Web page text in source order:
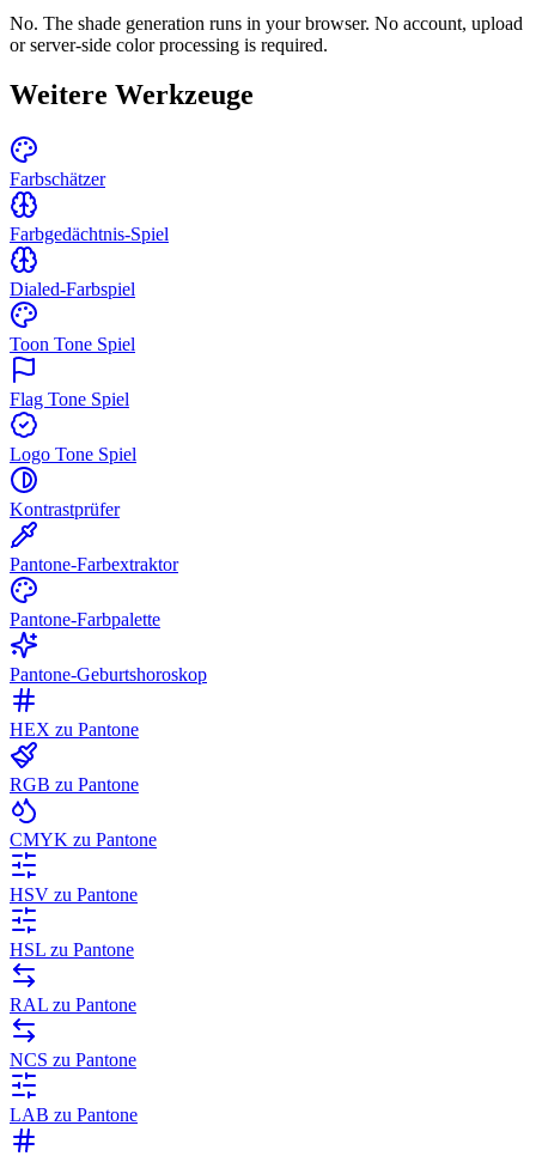
No. The shade generation runs in your browser. No account, upload
or server-side color processing is required.
Weitere Werkzeuge
Farbschätzer
Farbgedächtnis-Spiel
Dialed-Farbspiel
Toon Tone Spiel
Flag Tone Spiel
Logo Tone Spiel
Kontrastprüfer
Pantone-Farbextraktor
Pantone-Farbpalette
Pantone-Geburtshoroskop
HEX zu Pantone
RGB zu Pantone
CMYK zu Pantone
HSV zu Pantone
HSL zu Pantone
RAL zu Pantone
NCS zu Pantone
LAB zu Pantone